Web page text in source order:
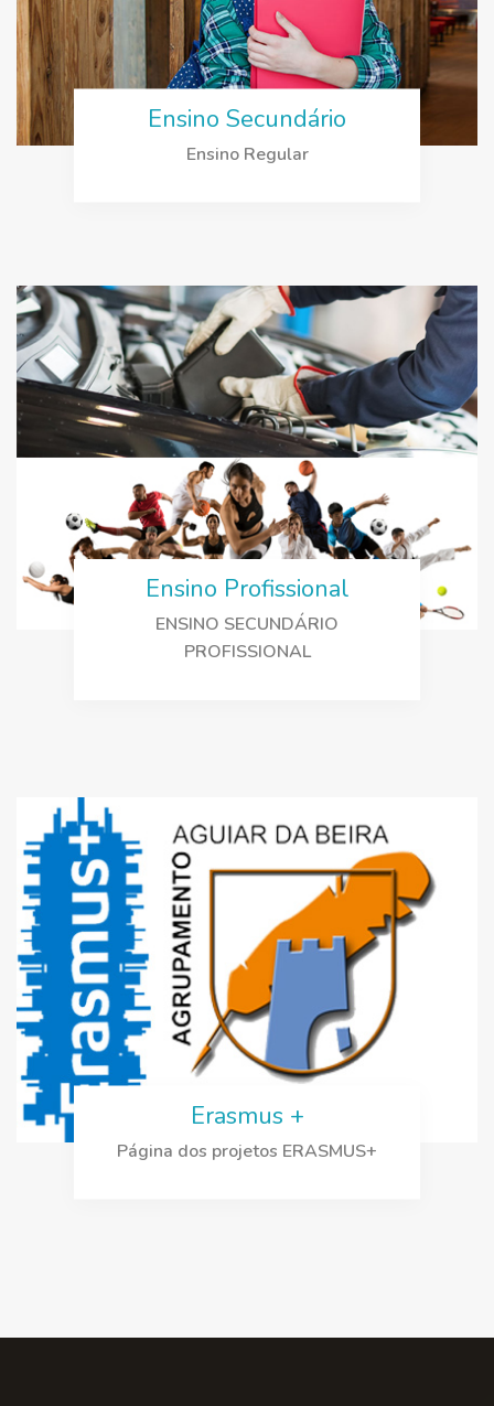
Ensino Secundário
Ensino Regular
Ensino Profissional
ENSINO SECUNDÁRIO
PROFISSIONAL
Erasmus +
Página dos projetos ERASMUS+